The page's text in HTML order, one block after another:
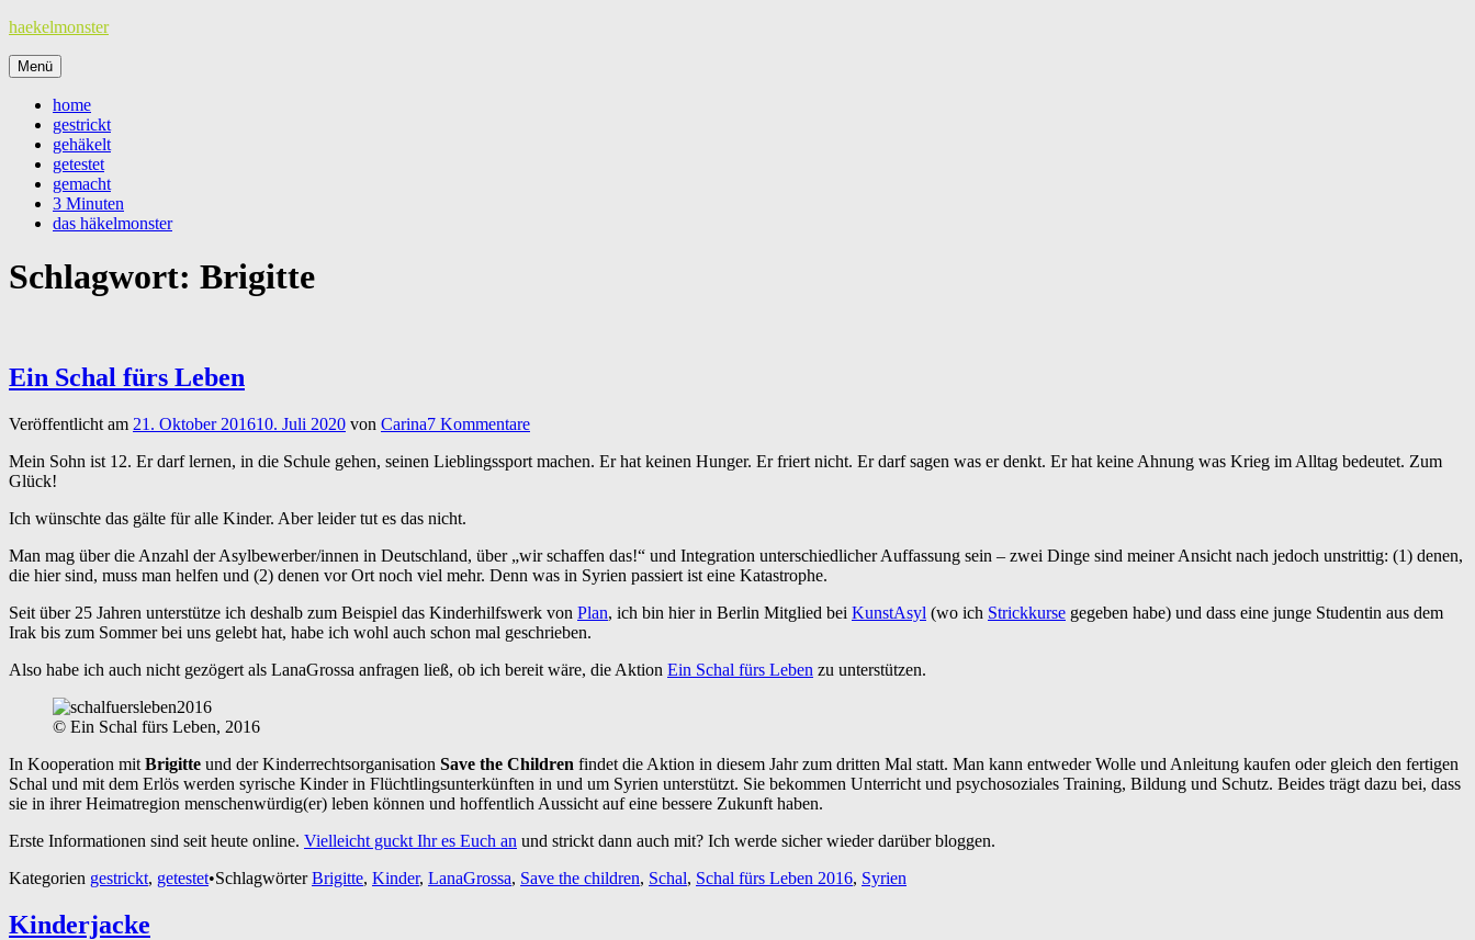
Zum
springen
haekelmonster
Menü
home
gestrickt
gehäkelt
getestet
gemacht
3 Minuten
das häkelmonster
Schlagwort: Brigitte
Ein Schal fürs Leben
Veröffentlicht am 21. Oktober 201610. Juli 2020 von Carina7 Kommentare
Mein Sohn ist 12. Er darf lernen, in die Schule gehen, seinen Lieblingssport machen. Er hat keinen Hunger. Er friert nicht. Er darf sagen was er denkt. Er hat keine Ahnung was Krieg im Alltag bedeutet. Zum
Glück!
Ich wünschte das gälte für alle Kinder. Aber leider tut es das nicht.
Man mag über die Anzahl der Asylbewerber/innen in Deutschland, über „wir schaffen das!“ und Integration unterschiedlicher Auffassung sein – zwei Dinge sind meiner Ansicht nach jedoch unstrittig: (1) denen,
die hier sind, muss man helfen und (2) denen vor Ort noch viel mehr. Denn was in Syrien passiert ist eine Katastrophe.
Seit über 25 Jahren unterstütze ich deshalb zum Beispiel das Kinderhilfswerk von Plan, ich bin hier in Berlin Mitglied bei KunstAsyl (wo ich Strickkurse gegeben habe) und dass eine junge Studentin aus dem
Irak bis zum Sommer bei uns gelebt hat, habe ich wohl auch schon mal geschrieben.
Also habe ich auch nicht gezögert als LanaGrossa anfragen ließ, ob ich bereit wäre, die Aktion Ein Schal fürs Leben zu unterstützen.
© Ein Schal fürs Leben, 2016
In Kooperation mit Brigitte und der Kinderrechtsorganisation Save the Children findet die Aktion in diesem Jahr zum dritten Mal statt. Man kann entweder Wolle und Anleitung kaufen oder gleich den fertigen
Schal und mit dem Erlös werden syrische Kinder in Flüchtlingsunterkünften in und um Syrien unterstützt. Sie bekommen Unterricht und psychosoziales Training, Bildung und Schutz. Beides trägt dazu bei, dass
sie in ihrer Heimatregion menschenwürdig(er) leben können und hoffentlich Aussicht auf eine bessere Zukunft haben.
Erste Informationen sind seit heute online. Vielleicht guckt Ihr es Euch an und strickt dann auch mit? Ich werde sicher wieder darüber bloggen.
Kategorien gestrickt, getestet•SchlagwörterBrigitte, Kinder, LanaGrossa, Save the children, Schal, Schal fürs Leben 2016, Syrien
Kinderjacke